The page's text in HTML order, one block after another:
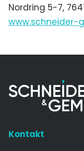
Nordring 5-7,
www.schneider-
Kontakt